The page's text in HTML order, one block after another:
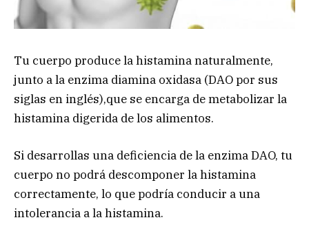
Tu cuerpo produce la histamina naturalmente,
junto a la enzima diamina oxidasa (DAO por sus
siglas en inglés),que se encarga de metabolizar la
histamina digerida de los alimentos.
Si desarrollas una deficiencia de la enzima DAO, tu
cuerpo no podrá descomponer la histamina
correctamente, lo que podría conducir a una
intolerancia a la histamina.